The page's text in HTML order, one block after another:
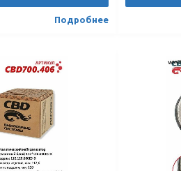
104.100.400E4-C
4610121392807
Подробнее
Модель